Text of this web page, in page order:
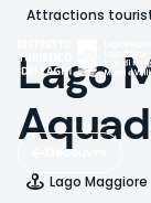
Aller
contenu
principal
Découvrir
Attractions
Lago
Lago Maggiore